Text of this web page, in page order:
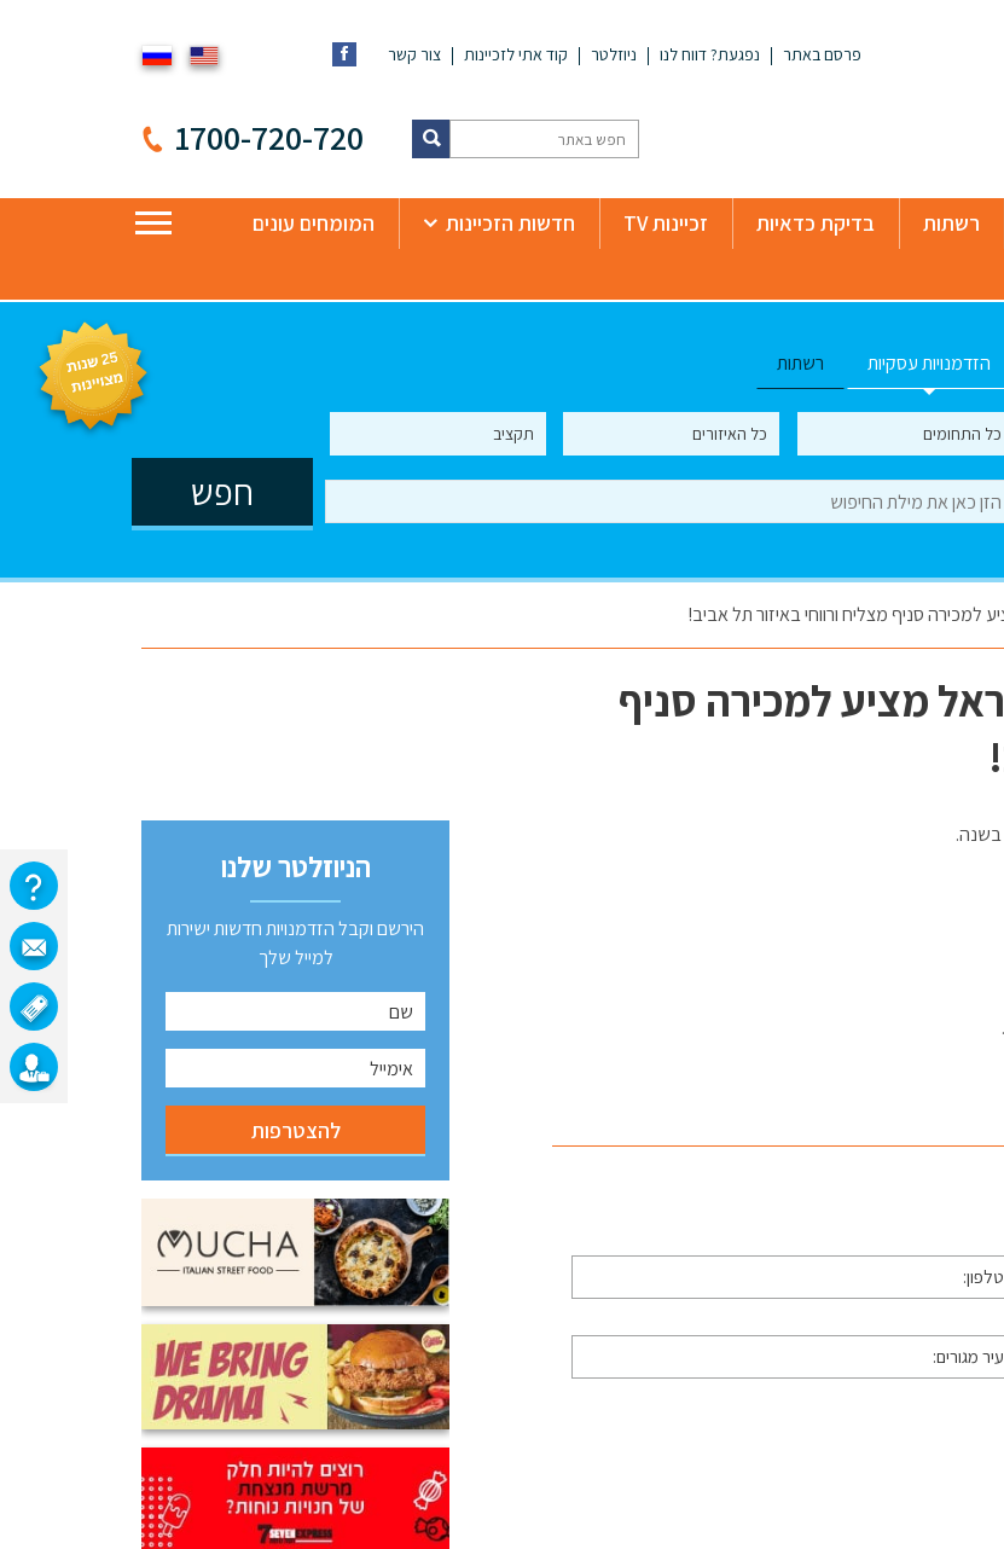
פרסם באתר נפגעת? דווח לנו ניוזלטר קוד אתי לזכיינות צור קשר
1700-720-720
רשתות בדיקת כדאיות זכיינות TV חדשות הזכיינות
המומחים עונים
הזדמנויות עסקיות רשתות
סניף מצליח ורווחי באיזור תל אביב!
מציע למכירה סניף
*
הניוזלטר שלנו
הירשם וקבל הזדמנויות חדשות ישירות
למייל שלך